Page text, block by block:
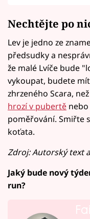
Nechtějte po
Lev je jedno ze
předsudky a
že malé Lvíče bude
vykoupat, budete
zhrzeného Scara,
hrozí v pubertě
poměřování. Smiřte
koťata.
Zdroj: Autorský text
Jaký bude nový
run?